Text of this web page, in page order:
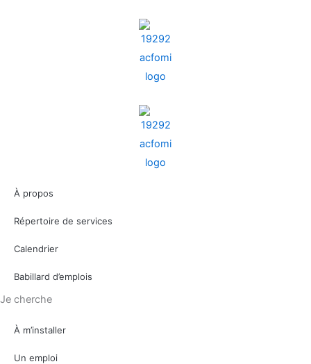
À propos
Répertoire de services
Calendrier
Babillard d’emplois
Je cherche
À m’installer
Un emploi